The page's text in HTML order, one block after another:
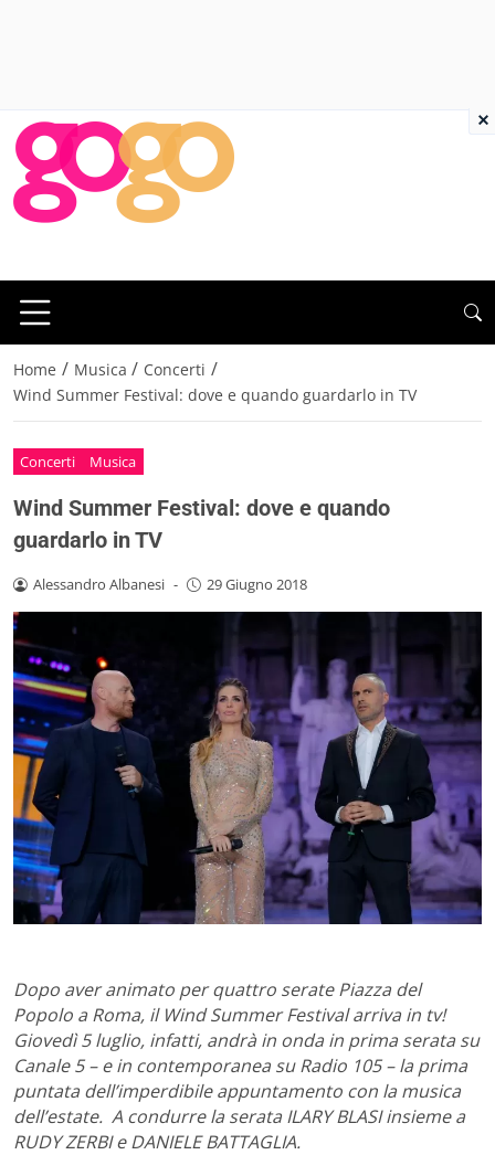
Home / Musica / Concerti /
Wind Summer Festival: dove e quando guardarlo in TV
Concerti Musica
Wind Summer Festival: dove e quando
guardarlo in TV
Alessandro Albanesi - 29 Giugno 2018
Dopo aver animato per quattro serate Piazza del
Popolo a Roma, il Wind Summer Festival arriva in tv!
Giovedì 5 luglio, infatti, andrà in onda in prima serata su
Canale 5 – e in contemporanea su Radio 105 – la prima
puntata dell’imperdibile appuntamento con la musica
dell’estate. A condurre la serata ILARY BLASI insieme a
RUDY ZERBI e DANIELE BATTAGLIA.
×